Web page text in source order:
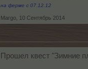
на ферме с 07.12.12
Margo 10 Сентябрь 2014
Прошел квест "Зимние